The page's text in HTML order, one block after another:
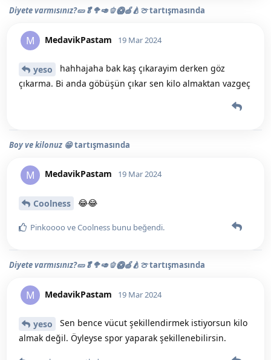
Diyete varmısınız?🥒🥬🥦🥑🫑🥝🍏🍐🍈tartışmasında
M MedavikPastam 19 Mar 2024
yeso
hahhajaha bak kaş çıkarayim derken göz
çıkarma. Bi anda göbüşün çıkar sen kilo almaktan vazgeç
Boy ve kilonuz 😁tartışmasında
M MedavikPastam 19 Mar 2024
Coolness 😂😂
Pinkoooo veCoolness bunu beğendi.
Diyete varmısınız?🥒🥬🥦🥑🫑🥝🍏🍐🍈tartışmasında
M MedavikPastam 19 Mar 2024
yeso
Sen bence vücut şekillendirmek istiyorsun kilo
almak değil. Öyleyse spor yaparak şekillenebilirsin.